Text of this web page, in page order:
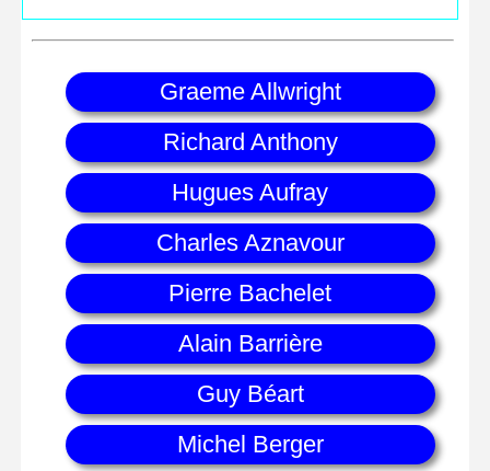
Graeme Allwright
Richard Anthony
Hugues Aufray
Charles Aznavour
Pierre Bachelet
Alain Barrière
Guy Béart
Michel Berger